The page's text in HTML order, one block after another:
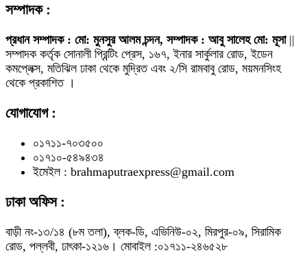
সম্পাদক :
প্রধান সম্পাদক : মো: মুনসুর আলম চন্দন, সম্পাদক : আবু সালেহ মো: মূসা||
সম্পাদক কর্তৃক সোনালী প্রিন্টিং প্রেস, ১৬৭, ইনার সার্কুলার রোড, ইডেন
কমপ্লেক্স, মতিঝিল ঢাকা থেকে মুদ্রিত এবং ২/সি রামবাবু রোড, ময়মনসিংহ
থেকে প্রকাশিত ।
যোগাযোগ :
০১৭১১-৭০৩৫০০
০১৭১০-৫৪৯৪৩৪
ইমেইল : brahmaputraexpress@gmail.com
ঢাকা অফিস :
বাড়ী নং-১৩/১৪ (৮ম তলা), ব্লক-ডি, এভিনিউ-০২, মিরপুর-০৯, সিরামিক
রোড, পল্লবী, ঢাৎকা-১২১৬। মোবাইল :০১৭১১-২৪৬৫২৮